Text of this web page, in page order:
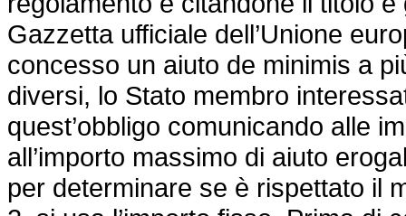
Gazzetta ufficiale dell’Unione
concesso un aiuto de minimis a
diversi, lo Stato membro
quest’obbligo comunicando alle
all’importo massimo di aiuto
per determinare se è rispettato il